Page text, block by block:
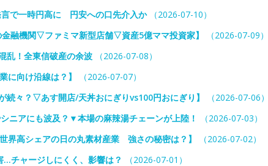
言で一時円高に 円安への口先介入か（2026-07-10）
融機関▽ファミマ新型店舗▽資産5億ママ投資家】
（2026-07-09）
乱！全東信破産の余波 （2026-07-08）
に向け沿線は？】
（2026-07-07）
続々？▽あす開店/天丼おにぎりvs100円おにぎり】
（2026-07-06）
ニアにも波及？▼本場の麻辣湯チェーンが上陸！
（2026-07-03）
界高シェアの日の丸素材産業 強さの秘密は？】
（2026-07-02）
チャージしにくく、影響は？
（2026-07-01）